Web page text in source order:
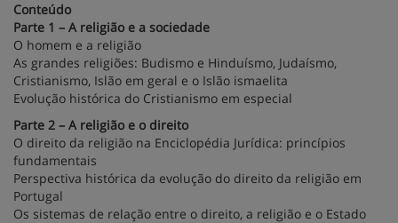
Conteúdo
Parte 1 – A religião e a sociedade
O homem e a religião
As grandes religiões: Budismo e Hinduísmo, Judaísmo,
Cristianismo, Islão em geral e o Islão ismaelita
Evolução histórica do Cristianismo em especial
Parte 2 – A religião e o direito
O direito da religião na Enciclopédia Jurídica: princípios
fundamentais
Perspectiva histórica da evolução do direito da religião em
Portugal
Os sistemas de relação entre o direito, a religião e o Estado